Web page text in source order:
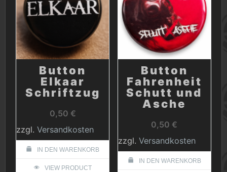
Button
Elkaar
Schriftzug
0,50 €
zzgl. Versandkosten
IN DEN WARENKORB
VIEW PRODUCT
Button
Fahrenheit
Schutt und
Asche
0,50€
zzgl. Versandkosten
IN DEN WARENKORB